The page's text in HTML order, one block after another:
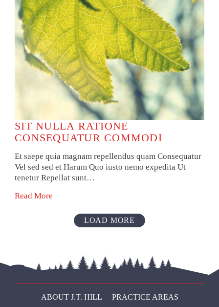
SIT NULLA RATIONE
CONSEQUATUR COMMODI
Et saepe quia magnam repellendus quam Consequatur
Vel sed sed et Harum Quo iusto nemo expedita Ut
tenetur Repellat sunt…
Read More
LOAD MORE
ABOUT J.T. HILL PRACTICE AREAS